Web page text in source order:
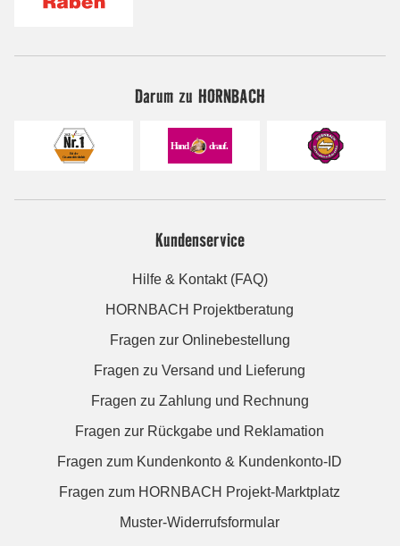
Darum zu HORNBACH
Kundenservice
Hilfe & Kontakt (FAQ)
HORNBACH Projektberatung
Fragen zur Onlinebestellung
Fragen zu Versand und Lieferung
Fragen zu Zahlung und Rechnung
Fragen zur Rückgabe und Reklamation
Fragen zum Kundenkonto & Kundenkonto-ID
Fragen zum HORNBACH Projekt-Marktplatz
Muster-Widerrufsformular